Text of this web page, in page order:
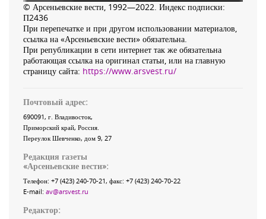
© Арсеньевские вести, 1992—2022. Индекс подписки:
П2436
При перепечатке и при другом использовании материалов,
ссылка на «Арсеньевские вести» обязательна.
При републикации в сети интернет так же обязательна
работающая ссылка на оригинал статьи, или на главную
страницу сайта: https://www.arsvest.ru/
Почтовый адрес:
690091, г. Владивосток,
Приморский край, Россия
Переулок Шевченко, дом 9, 27
Редакция газеты
«Арсеньевские вести»:
Телефон: +7 (423) 240-70-21, факс: +7 (423) 240-70-22
E-mail: av@arsvest.ru
Редактор: